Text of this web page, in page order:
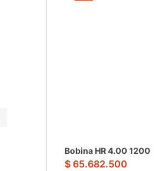
Bobina HR 4.00 1200
$ 65.682.500